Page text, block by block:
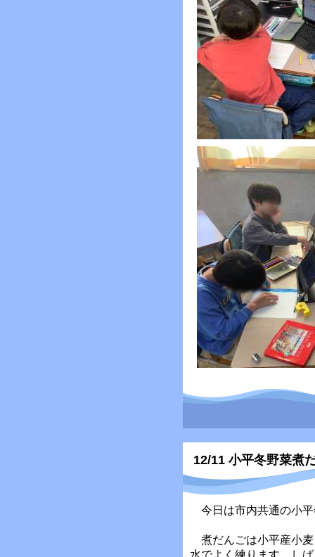
12/11 小平冬野菜煮
今日は市内共通の小
煮だんごは小平産小麦
水でよく練ります。し